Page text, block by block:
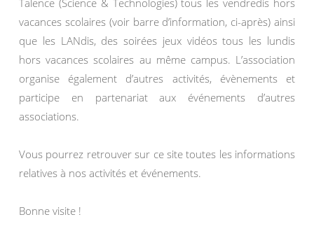
Talence (Science & Technologies) tous les vendredis hors
vacances scolaires (voir barre d’information, ci-après) ainsi
que les LANdis, des soirées jeux vidéos tous les lundis
hors vacances scolaires au même campus. L’association
organise également d’autres activités, évènements et
participe en partenariat aux événements d’autres
associations.
Vous pourrez retrouver sur ce site toutes les informations
relatives à nos activités et événements.
Bonne visite !